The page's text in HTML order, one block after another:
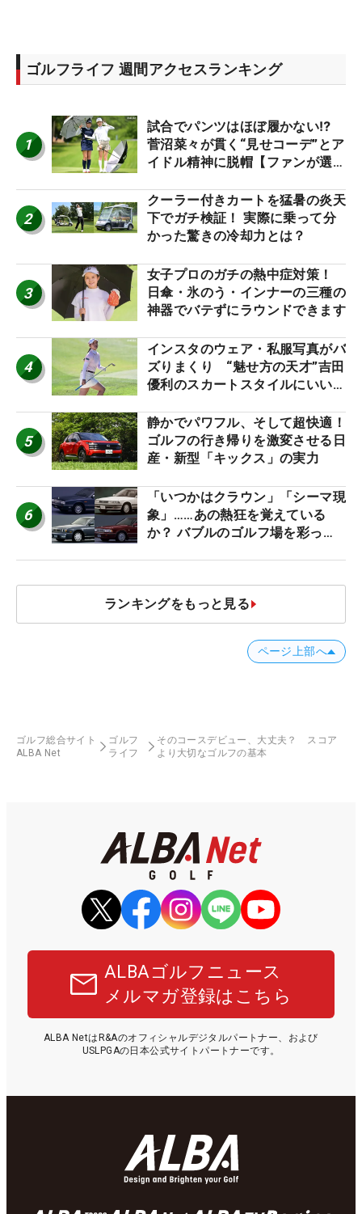
ゴルフライフ 週間アクセスランキング
1
試合でパンツはほぼ履かない⁉
菅沼菜々が貫く“見せコーデ”とア
イドル精神に脱帽【ファンが選ぶ
2
クーラー付きカートを猛暑の炎天
下でガチ検証！ 実際に乗って分
かった驚きの冷却力とは？
3
女子プロのガチの熱中症対策！
日傘・氷のう・インナーの三種の
神器でバテずにラウンドできます
4
インスタのウェア・私服写真がバ
ズりまくり “魅せ方の天才”吉田
優利のスカートスタイルにいい
5
静かでパワフル、そして超快適！
ゴルフの行き帰りを激変させる日
産・新型「キックス」の実力
6
「いつかはクラウン」「シーマ現
象」……あの熱狂を覚えている
か？ バブルのゴルフ場を彩った
ランキングをもっと見る
ページ上部へ
ゴルフ総合サイト
ALBA Net
ゴルフ
ライフ
そのコースデビュー、大丈夫？ スコア
より大切なゴルフの基本
ALBAゴルフニュース
メルマガ登録はこちら
ALBA NetはR&Aのオフィシャルデジタルパートナー、および
USLPGAの日本公式サイトパートナーです。